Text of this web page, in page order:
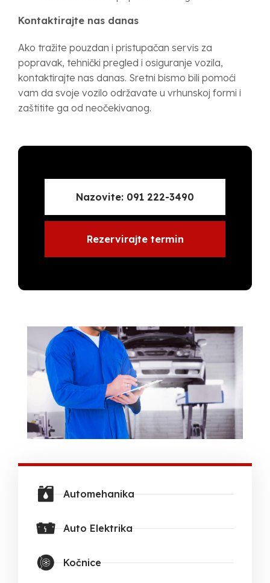
Kontaktirajte nas danas
Ako tražite pouzdan i pristupačan servis za
popravak, tehnički pregled i osiguranje vozila,
kontaktirajte nas danas. Sretni bismo bili pomoći
vam da svoje vozilo održavate u vrhunskoj formi i
zaštitite ga od neočekivanog.
Nazovite: 091 222-3490
Rezervirajte termin
Automehanika
Auto Elektrika
Kočnice